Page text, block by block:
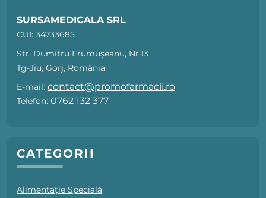
SURSAMEDICALA SRL
CUI: 34733685
Str. Dumitru Frumușeanu, Nr.13
Tg-Jiu, Gorj, România
E-mail: contact@promofarmacii.ro
Telefon: 0762 132 377
CATEGORII
Alimentație Specială